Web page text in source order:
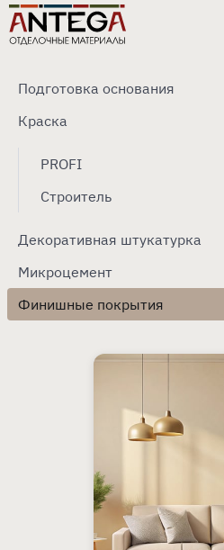
Подготовка основания
Краска
PROFI
Строитель
Декоративная штукатурка
Микроцемент
Финишные покрытия